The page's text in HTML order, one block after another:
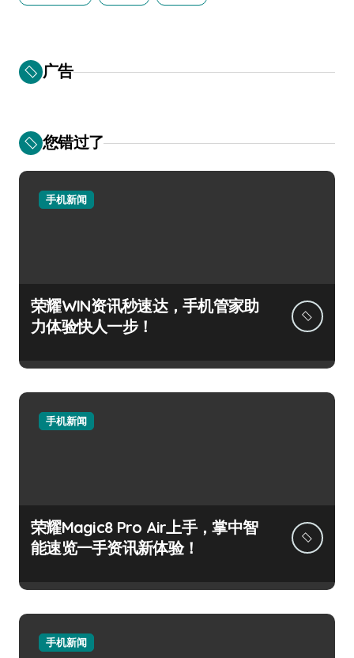
广告
您错过了
手机新闻
荣耀WIN资讯秒速达，手机管家助
力体验快人一步！
手机新闻
荣耀Magic8 Pro Air上手，掌中智
能速览一手资讯新体验！
手机新闻